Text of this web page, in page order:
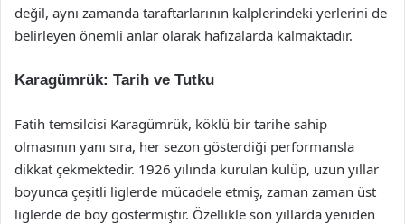
değil, aynı zamanda taraftarlarının kalplerindeki yerlerini de
belirleyen önemli anlar olarak hafızalarda kalmaktadır.
Karagümrük: Tarih ve Tutku
Fatih temsilcisi Karagümrük, köklü bir tarihe sahip
olmasının yanı sıra, her sezon gösterdiği performansla
dikkat çekmektedir. 1926 yılında kurulan kulüp, uzun yıllar
boyunca çeşitli liglerde mücadele etmiş, zaman zaman üst
liglerde de boy göstermiştir. Özellikle son yıllarda yeniden